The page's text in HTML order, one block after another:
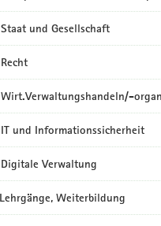
und Gesellschaft
und Informationssicherheit
Verwaltung
Weiterbildung